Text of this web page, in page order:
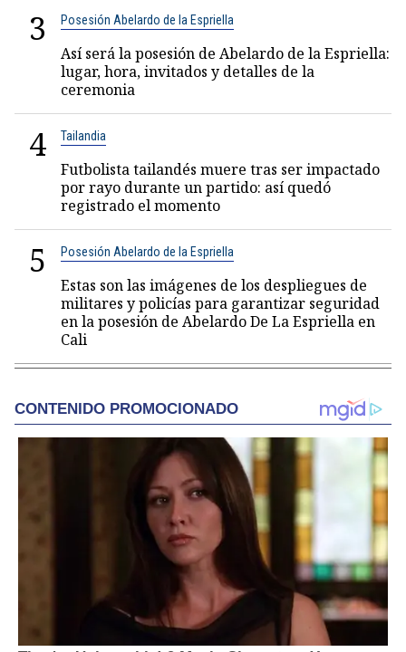
3 Posesión Abelardo de la Espriella
Así será la posesión de Abelardo de la Espriella:
lugar, hora, invitados y detalles de la
ceremonia
4 Tailandia
Futbolista tailandés muere tras ser impactado
por rayo durante un partido: así quedó
registrado el momento
5 Posesión Abelardo de la Espriella
Estas son las imágenes de los despliegues de
militares y policías para garantizar seguridad
en la posesión de Abelardo De La Espriella en
Cali